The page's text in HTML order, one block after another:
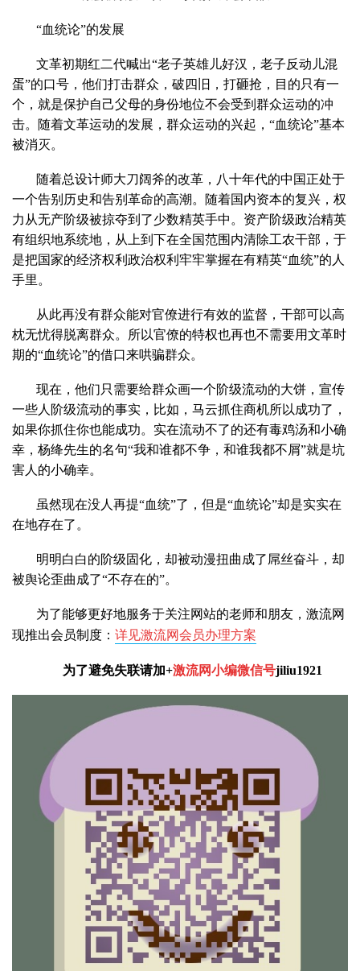
“血统论”的发展
文革初期红二代喊出“老子英雄儿好汉，老子反动儿混
蛋”的口号，他们打击群众，破四旧，打砸抢，目的只有一
个，就是保护自己父母的身份地位不会受到群众运动的冲
击。随着文革运动的发展，群众运动的兴起，“血统论”基本
被消灭。
随着总设计师大刀阔斧的改革，八十年代的中国正处于
一个告别历史和告别革命的高潮。随着国内资本的复兴，权
力从无产阶级被掠夺到了少数精英手中。资产阶级政治精英
有组织地系统地，从上到下在全国范围内清除工农干部，于
是把国家的经济权利政治权利牢牢掌握在有精英“血统”的人
手里。
从此再没有群众能对官僚进行有效的监督，干部可以高
枕无忧得脱离群众。所以官僚的特权也再也不需要用文革时
期的“血统论”的借口来哄骗群众。
现在，他们只需要给群众画一个阶级流动的大饼，宣传
一些人阶级流动的事实，比如，马云抓住商机所以成功了，
如果你抓住你也能成功。实在流动不了的还有毒鸡汤和小确
幸，杨绛先生的名句“我和谁都不争，和谁我都不屑”就是坑
害人的小确幸。
虽然现在没人再提“血统”了，但是“血统论”却是实实在
在地存在了。
明明白白的阶级固化，却被动漫扭曲成了屌丝奋斗，却
被舆论歪曲成了“不存在的”。
为了能够更好地服务于关注网站的老师和朋友，激流网
现推出会员制度： 详见激流网会员办理方案
为了避免失联请加+激流网小编微信号jiliu1921